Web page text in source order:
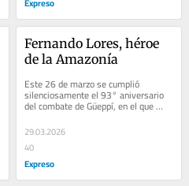
Fernando Lores, héroe
de la Amazonía
Este 26 de marzo se cumplió
silenciosamente el 93° aniversario
del combate de Güeppí, en el que
paso a la inmortalidad el sargento
Fernando Lores...
29.03.2026
40
Expreso